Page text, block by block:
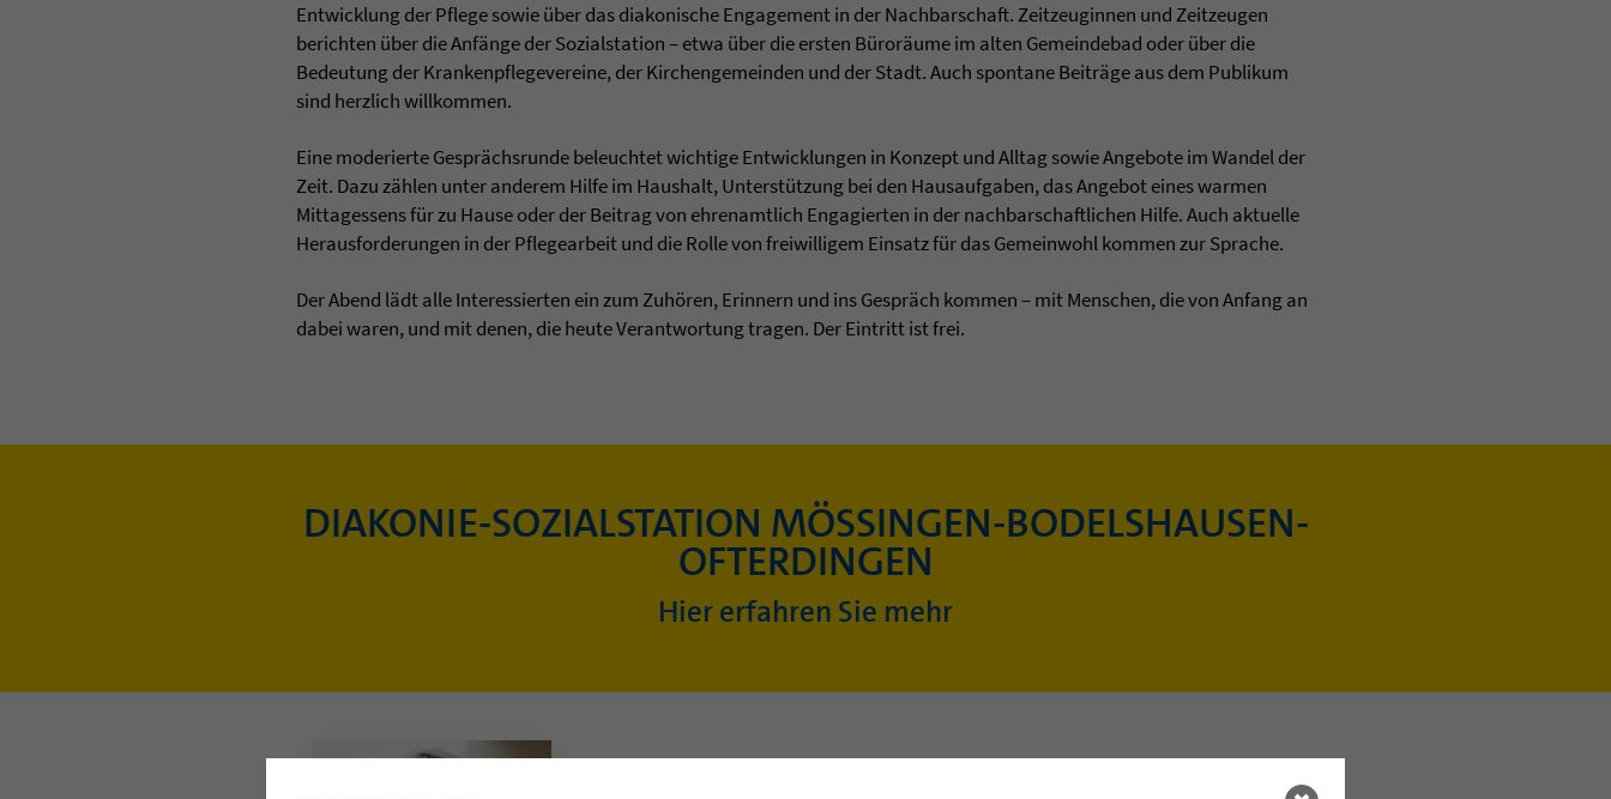
Entwicklung der Pflege sowie über das diakonische Engagement in der Nachbarschaft. Zeitzeuginnen und Zeitzeugen
berichten über die Anfänge der Sozialstation – etwa über die ersten Büroräume im alten Gemeindebad oder über die
Bedeutung der Krankenpflegevereine, der Kirchengemeinden und der Stadt. Auch spontane Beiträge aus dem Publikum
sind herzlich willkommen.
Eine moderierte Gesprächsrunde beleuchtet wichtige Entwicklungen in Konzept und Alltag sowie Angebote im Wandel der
Zeit. Dazu zählen unter anderem Hilfe im Haushalt, Unterstützung bei den Hausaufgaben, das Angebot eines warmen
Mittagessens für zu Hause oder der Beitrag von ehrenamtlich Engagierten in der nachbarschaftlichen Hilfe. Auch aktuelle
Herausforderungen in der Pflegearbeit und die Rolle von freiwilligem Einsatz für das Gemeinwohl kommen zur Sprache.
Der Abend lädt alle Interessierten ein zum Zuhören, Erinnern und ins Gespräch kommen – mit Menschen, die von Anfang an
dabei waren, und mit denen, die heute Verantwortung tragen. Der Eintritt ist frei.
DIAKONIE-SOZIALSTATION MÖSSINGEN-BODELSHAUSEN-
OFTERDINGEN
Hier erfahren Sie mehr